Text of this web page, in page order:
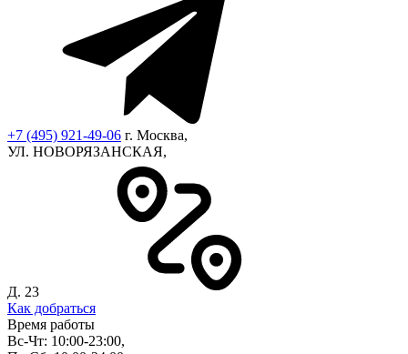
+7 (495) 921-49-06 г. Москва,
УЛ. НОВОРЯЗАНСКАЯ,
Д. 23
Как добраться
Время работы
Вс-Чт: 10:00-23:00,